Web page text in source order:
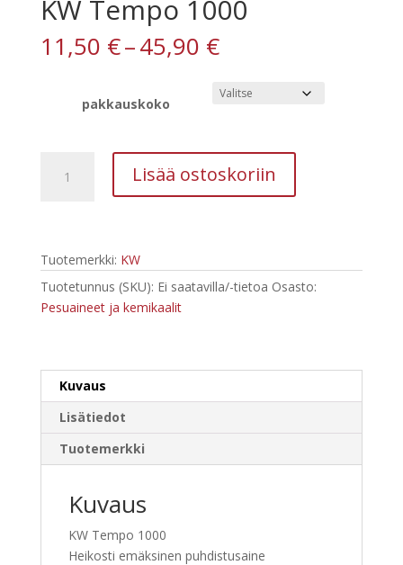
KW Tempo 1000
11,50 €–45,90 €Hintaluokka:
11,50 €
-
45,90 €
pakkauskoko
Tempo
Lisää ostoskoriin
Tuotemerkki: KW
Tuotetunnus (SKU): Ei saatavilla/-tietoa Osasto:
Pesuaineet ja kemikaalit
Kuvaus
Lisätiedot
Tuotemerkki
Kuvaus
KW Tempo 1000
Heikosti emäksinen puhdistusaine